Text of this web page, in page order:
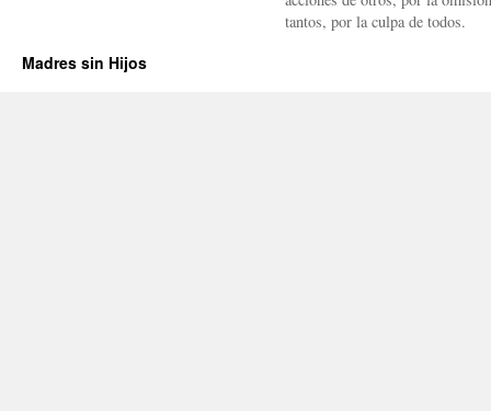
tantos, por la culpa de todos.
Madres sin Hijos